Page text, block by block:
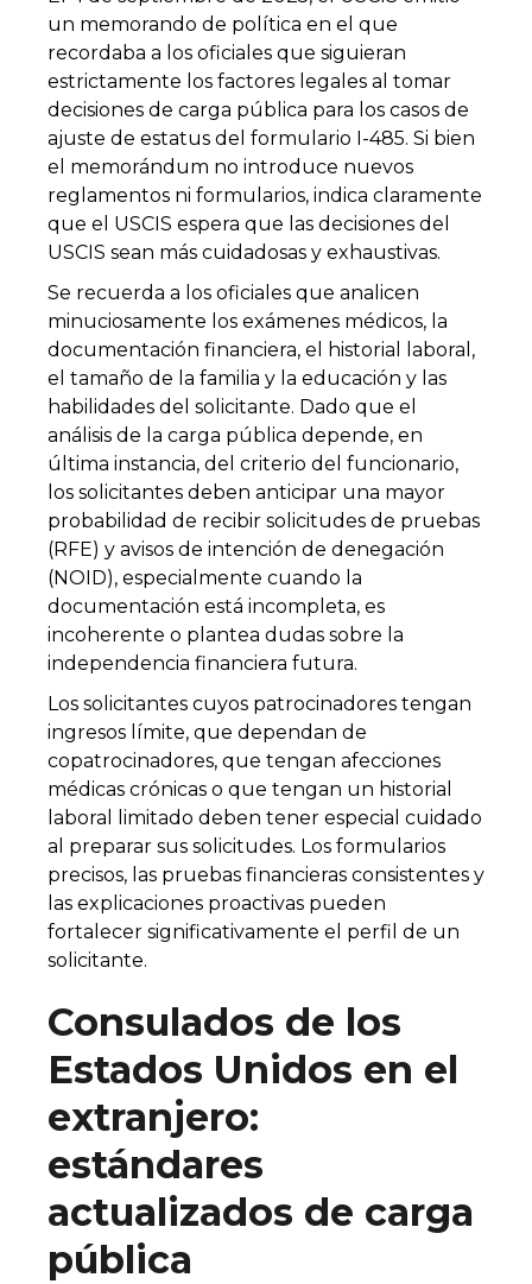
un memorando de política en el que
recordaba a los oficiales que siguieran
estrictamente los factores legales al tomar
decisiones de carga pública para los casos de
ajuste de estatus del formulario I-485. Si bien
el memorándum no introduce nuevos
reglamentos ni formularios, indica claramente
que el USCIS espera que las decisiones del
USCIS sean más cuidadosas y exhaustivas.
Se recuerda a los oficiales que analicen
minuciosamente los exámenes médicos, la
documentación financiera, el historial laboral,
el tamaño de la familia y la educación y las
habilidades del solicitante. Dado que el
análisis de la carga pública depende, en
última instancia, del criterio del funcionario,
los solicitantes deben anticipar una mayor
probabilidad de recibir solicitudes de pruebas
(RFE) y avisos de intención de denegación
(NOID), especialmente cuando la
documentación está incompleta, es
incoherente o plantea dudas sobre la
independencia financiera futura.
Los solicitantes cuyos patrocinadores tengan
ingresos límite, que dependan de
copatrocinadores, que tengan afecciones
médicas crónicas o que tengan un historial
laboral limitado deben tener especial cuidado
al preparar sus solicitudes. Los formularios
precisos, las pruebas financieras consistentes y
las explicaciones proactivas pueden
fortalecer significativamente el perfil de un
solicitante.
Consulados de los
Estados Unidos en el
extranjero:
estándares
actualizados de carga
pública